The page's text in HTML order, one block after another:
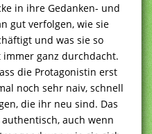
in ihre Gedanken- und
gut verfolgen, wie sie
und was sie so
ganz durchdacht.
die Protagonistin erst
noch sehr naiv, schnell
die ihr neu sind. Das
auch wenn